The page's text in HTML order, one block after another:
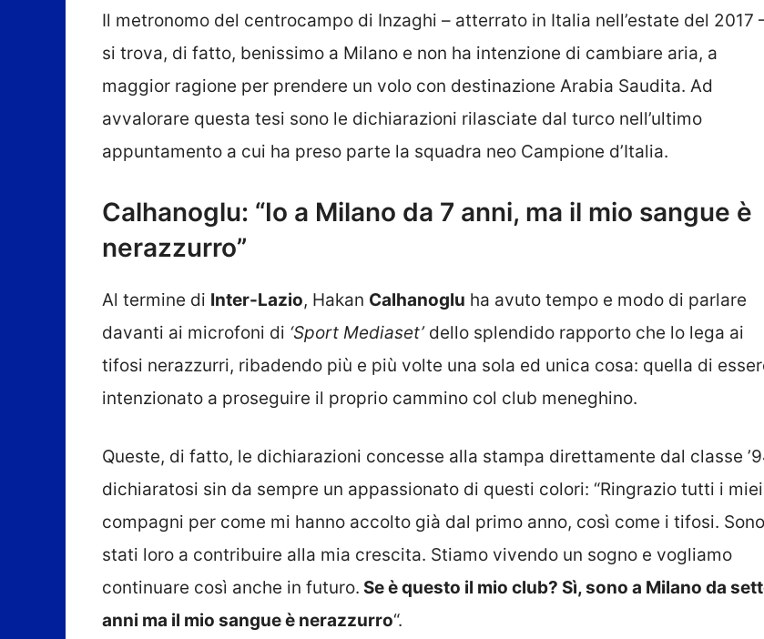
Il metronomo del centrocampo di Inzaghi – atterrato in Italia nell’estate del 2017
si trova, di fatto, benissimo a Milano e non ha intenzione di cambiare aria, a
maggior ragione per prendere un volo con destinazione Arabia Saudita. Ad
avvalorare questa tesi sono le dichiarazioni rilasciate dal turco nell’ultimo
appuntamento a cui ha preso parte la squadra neo Campione d’Italia.
Calhanoglu: “Io a Milano da 7 anni, ma il mio sangue è
nerazzurro”
Al termine di Inter-Lazio, Hakan Calhanoglu ha avuto tempo e modo di parlare
davanti ai microfoni di ‘Sport Mediaset’dello splendido rapporto che lo lega ai
tifosi nerazzurri, ribadendo più e più volte una sola ed unica cosa: quella di
intenzionato a proseguire il proprio cammino col club meneghino.
Queste, di fatto, le dichiarazioni concesse alla stampa direttamente dal classe
dichiaratosi sin da sempre un appassionato di questi colori: “Ringrazio tutti i miei
compagni per come mi hanno accolto già dal primo anno, così come i tifosi. Sono
stati loro a contribuire alla mia crescita. Stiamo vivendo un sogno e vogliamo
continuare così anche in futuro. Se è questo il mio club? Sì, sono a Milano da
anni ma il mio sangue è nerazzurro“.